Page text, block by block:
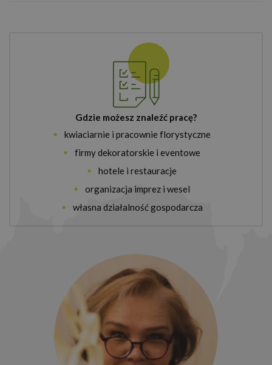
Gdzie możesz znaleźć pracę?
kwiaciarnie i pracownie florystyczne
firmy dekoratorskie i eventowe
hotele i restauracje
organizacja imprez i wesel
własna działalność gospodarcza